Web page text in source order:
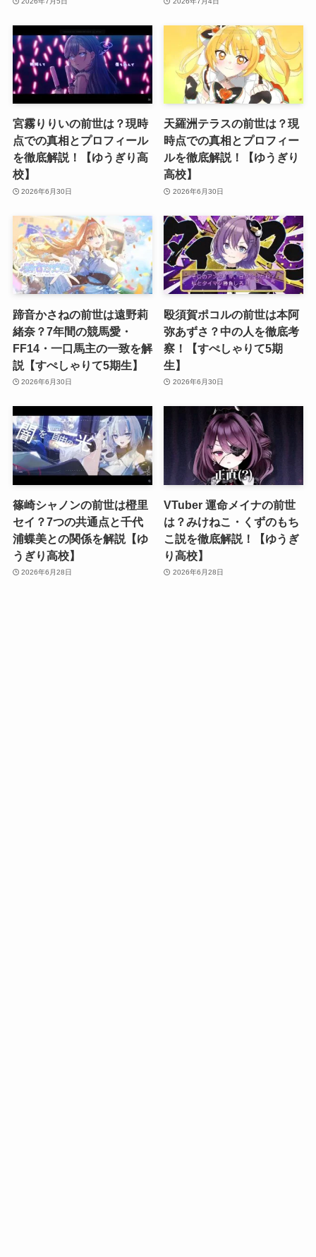
宮霧りりいの前世は？現時
点での真相とプロフィール
を徹底解説！【ゆうぎり高
校】
2026年6月30日
天羅洲テラスの前世は？現
時点での真相とプロフィー
ルを徹底解説！【ゆうぎり
高校】
2026年6月30日
蹄音かさねの前世は遠野莉
緒奈？7年間の競馬愛・
FF14・一口馬主の一致を解
説【すぺしゃりて5期生】
2026年6月30日
殴須賀ポコルの前世は本阿
弥あずさ？中の人を徹底考
察！【すぺしゃりて5期
生】
2026年6月30日
篠崎シャノンの前世は橙里
セイ？7つの共通点と千代
浦蝶美との関係を解説【ゆ
うぎり高校】
2026年6月28日
VTuber 運命メイナの前世
は？みけねこ・くずのもち
こ説を徹底解説！【ゆうぎ
り高校】
2026年6月28日